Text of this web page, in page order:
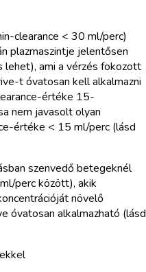
clearance < 30 ml/perc)
plazmaszintje jelentősen
ami a vérzés fokozott
t óvatosan kell alkalmazni
értéke 15-
nem javasolt olyan
értéke < 15 ml/perc (lásd
szenvedő betegeknél
perc között), akik
növelő
óvatosan alkalmazható (lásd